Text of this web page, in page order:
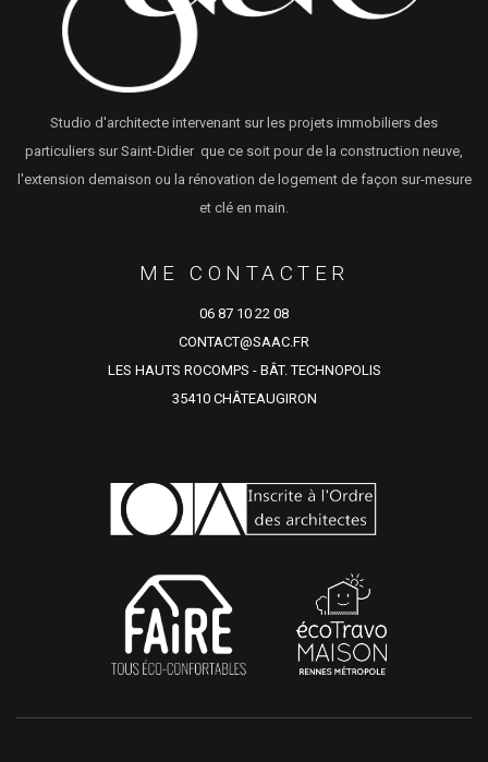
Studio d'architecte intervenant sur les projets immobiliers des
particuliers sur Saint-Didier que ce soit pour de la construction neuve,
l'extension demaison ou la rénovation de logement de façon sur-mesure
et clé en main.
ME CONTACTER
06 87 10 22 08
CONTACT@SAAC.FR
LES HAUTS ROCOMPS - BÂT. TECHNOPOLIS
35410 CHÂTEAUGIRON